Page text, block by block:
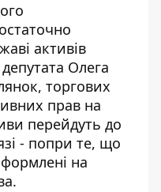
активів
Олега
торгових
прав на
перейдуть до
- попри те, що
на